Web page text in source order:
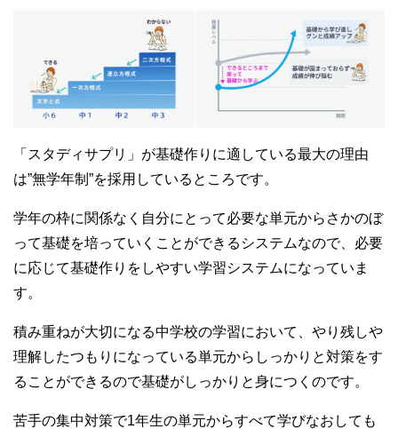
「スタディサプリ」が基礎作りに適している最大の理由
は”無学年制”を採用しているところです。
学年の枠に関係なく自分にとって必要な単元からさかのぼ
って基礎を培っていくことができるシステムなので、必要
に応じて基礎作りをしやすい学習システムになっていま
す。
積み重ねが大切になる中学校の学習において、やり残しや
理解したつもりになっている単元からしっかりと対策をす
ることができるので基礎がしっかりと身につくのです。
苦手の集中対策で1年生の単元からすべて学びなおしても